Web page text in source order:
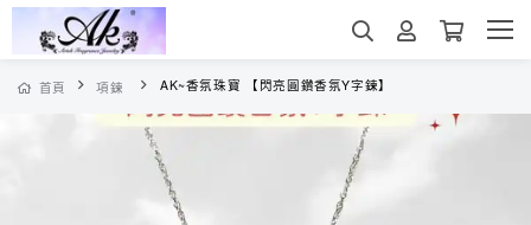
首頁 項鍊 AK~香氛珠寶 【閃亮圓鑽香氛Y字鍊】